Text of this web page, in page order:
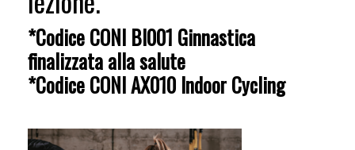
*Codice CONI BI001 Ginnastica
finalizzata alla salute
*Codice CONI AX010 Indoor Cycling